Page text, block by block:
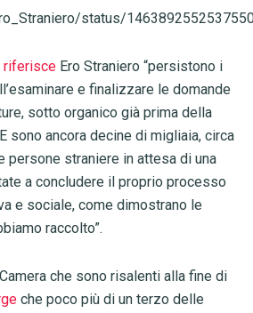
status/
riferisceEro Straniero “persistono i
e finalizzare le domande
sotto organico già prima della
sono ancora decine di migliaia, circa
persone straniere in attesa di una
a concludere il proprio processo
e sociale, come dimostrano le
raccolto”.
che sono risalenti alla fine di
che poco più di un terzo delle